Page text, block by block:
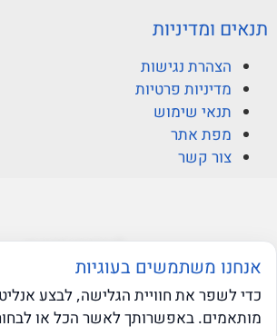
תנאים ומדיניות
הצהרת נגישות
מדיניות פרטיות
תנאי שימוש
מפת אתר
צור קשר
© ברקוביץ אהרוני זיו
אנחנו משתמשים בעוגיות
כדי לשפר את חוויית הגלישה, לבצע
מותאמים. באפשרותך לאשר הכל או